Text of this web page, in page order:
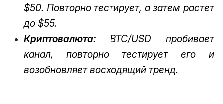
$50. Повторно тестирует, а затем растет
до $55.
Криптовалюта: BTC/USD пробивает
канал, повторно тестирует его и
возобновляет восходящий тренд.